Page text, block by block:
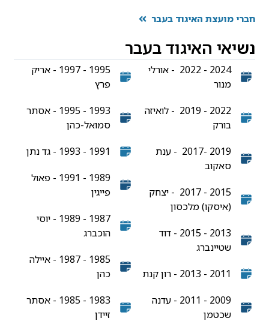
חברי מועצת האיגוד בעבר
נשיאי האיגוד בעבר
2024 - 2022 - אורלי
מנור
2022 - 2019 - לואיזה
בורק
2019 -2017 - ענת
סאקוב
2015 - 2017 - יצחק
(איסקו) מלכסון
2013 - 2015 - דוד
שטיינברג
2011 - 2013 - רון קנת
2009 - 2011 - עדנה
שכטמן
1995 - 1997 - אריק
פרץ
1993 - 1995 - אסתר
סמואל-כהן
1991 - 1993 - גד נתן
1989 - 1991 - פאול
פייגין
1987 - 1989 - יוסי
הוכברג
1985 - 1987 - איילה
כהן
1983 - 1985 - אסתר
זיידן